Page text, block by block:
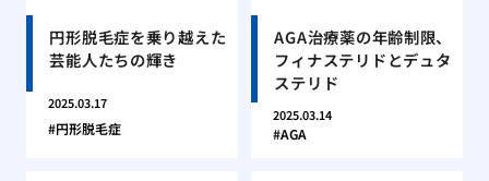
円形脱毛症を乗り越えた
芸能人たちの輝き
2025.03.17
円形脱毛症
AGA治療薬の年齢制限、
フィナステリドとデュタ
ステリド
2025.03.14
AGA